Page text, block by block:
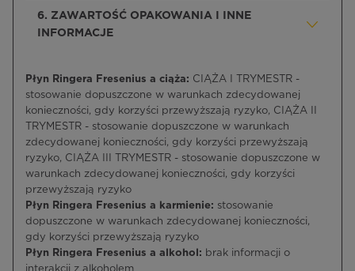
6. ZAWARTOŚĆ OPAKOWANIA I INNE
INFORMACJE
Płyn Ringera Fresenius a ciąża: CIĄŻA I TRYMESTR -
stosowanie dopuszczone w warunkach zdecydowanej
konieczności, gdy korzyści przewyższają ryzyko, CIĄŻA II
TRYMESTR - stosowanie dopuszczone w warunkach
zdecydowanej konieczności, gdy korzyści przewyższają
ryzyko, CIĄŻA III TRYMESTR - stosowanie dopuszczone w
warunkach zdecydowanej konieczności, gdy korzyści
przewyższają ryzyko
Płyn Ringera Fresenius a karmienie: stosowanie
dopuszczone w warunkach zdecydowanej konieczności,
gdy korzyści przewyższają ryzyko
Płyn Ringera Fresenius a alkohol: brak informacji o